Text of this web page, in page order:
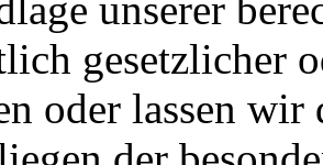
gesetzlicher
oder lassen